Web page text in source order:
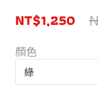
NT$1,250
顏色